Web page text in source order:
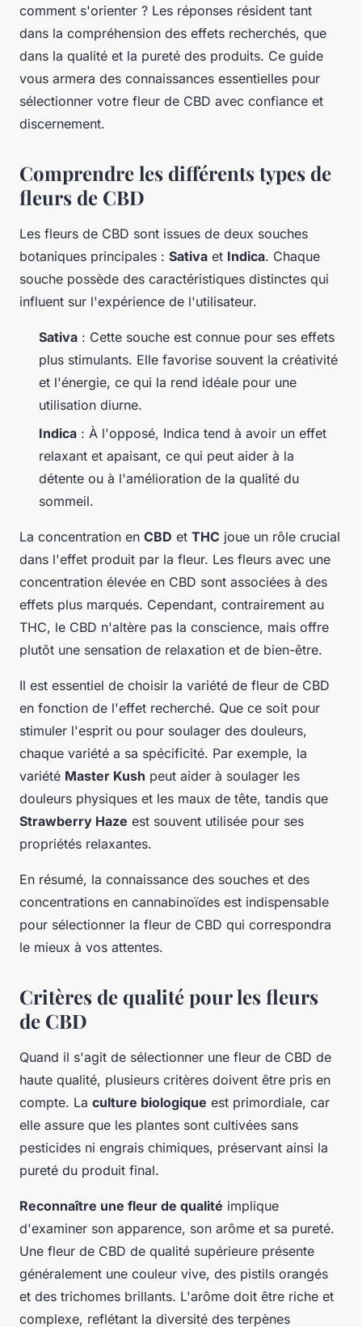
comment s'orienter ? Les réponses résident tant
dans la compréhension des effets recherchés, que
dans la qualité et la pureté des produits. Ce guide
vous armera des connaissances essentielles pour
sélectionner votre fleur de CBD avec confiance et
discernement.
Comprendre les différents types de
fleurs de CBD
Les fleurs de CBD sont issues de deux souches
botaniques principales : Sativa et Indica. Chaque
souche possède des caractéristiques distinctes qui
influent sur l'expérience de l'utilisateur.
Sativa : Cette souche est connue pour ses effets
plus stimulants. Elle favorise souvent la créativité
et l'énergie, ce qui la rend idéale pour une
utilisation diurne.
Indica : À l'opposé, Indica tend à avoir un effet
relaxant et apaisant, ce qui peut aider à la
détente ou à l'amélioration de la qualité du
sommeil.
La concentration en CBD et THC joue un rôle crucial
dans l'effet produit par la fleur. Les fleurs avec une
concentration élevée en CBD sont associées à des
effets plus marqués. Cependant, contrairement au
THC, le CBD n'altère pas la conscience, mais offre
plutôt une sensation de relaxation et de bien-être.
Il est essentiel de choisir la variété de fleur de CBD
en fonction de l'effet recherché. Que ce soit pour
stimuler l'esprit ou pour soulager des douleurs,
chaque variété a sa spécificité. Par exemple, la
variété Master Kush peut aider à soulager les
douleurs physiques et les maux de tête, tandis que
Strawberry Haze est souvent utilisée pour ses
propriétés relaxantes.
En résumé, la connaissance des souches et des
concentrations en cannabinoïdes est indispensable
pour sélectionner la fleur de CBD qui correspondra
le mieux à vos attentes.
Critères de qualité pour les fleurs
de CBD
Quand il s'agit de sélectionner une fleur de CBD de
haute qualité, plusieurs critères doivent être pris en
compte. La culture biologique est primordiale, car
elle assure que les plantes sont cultivées sans
pesticides ni engrais chimiques, préservant ainsi la
pureté du produit final.
Reconnaître une fleur de qualité implique
d'examiner son apparence, son arôme et sa pureté.
Une fleur de CBD de qualité supérieure présente
généralement une couleur vive, des pistils orangés
et des trichomes brillants. L'arôme doit être riche et
complexe, reflétant la diversité des terpènes